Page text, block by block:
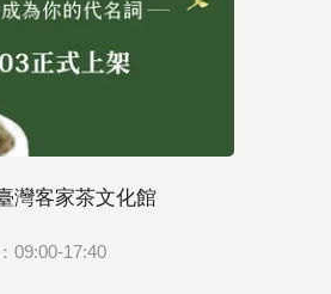
灣客家茶文化館
09:00-17:40